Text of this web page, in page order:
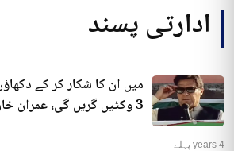
ادارتی پسند
میں ان کا شکار کر کے
3 وکٹیں گریں گی، عمران خان
4 years پہلے